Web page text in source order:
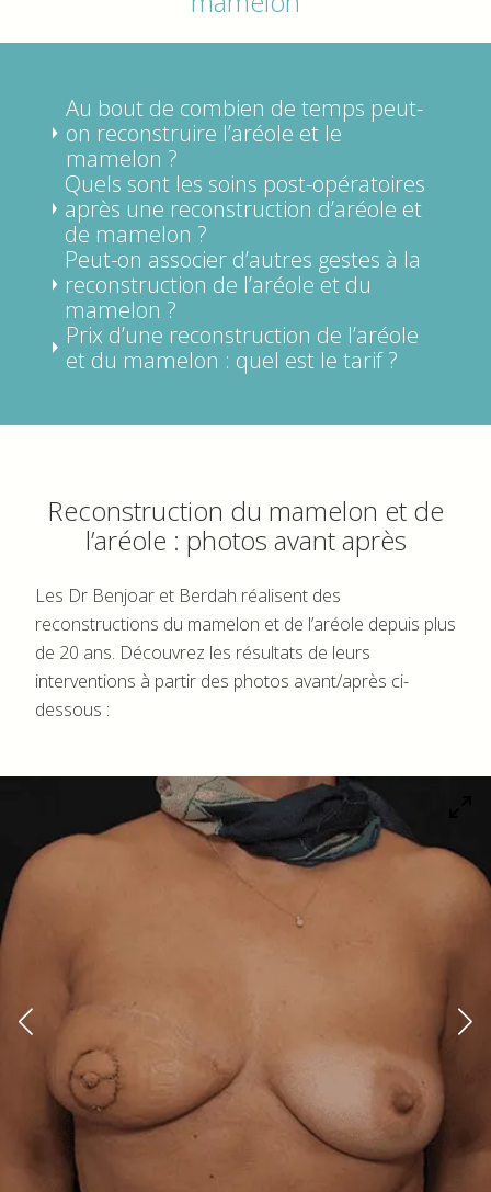
Au bout de combien de temps peut-
on reconstruire l’aréole et le
mamelon ?
Quels sont les soins post-opératoires
après une reconstruction d’aréole et
de mamelon ?
Peut-on associer d’autres gestes à la
reconstruction de l’aréole et du
mamelon ?
Prix d’une reconstruction de l’aréole
et du mamelon : quel est le tarif ?
Reconstruction du mamelon et de
l’aréole : photos avant après
Les Dr Benjoar et Berdah réalisent des
reconstructions du mamelon et de l’aréole depuis plus
de 20 ans. Découvrez les résultats de leurs
interventions à partir des photos avant/après ci-
dessous :